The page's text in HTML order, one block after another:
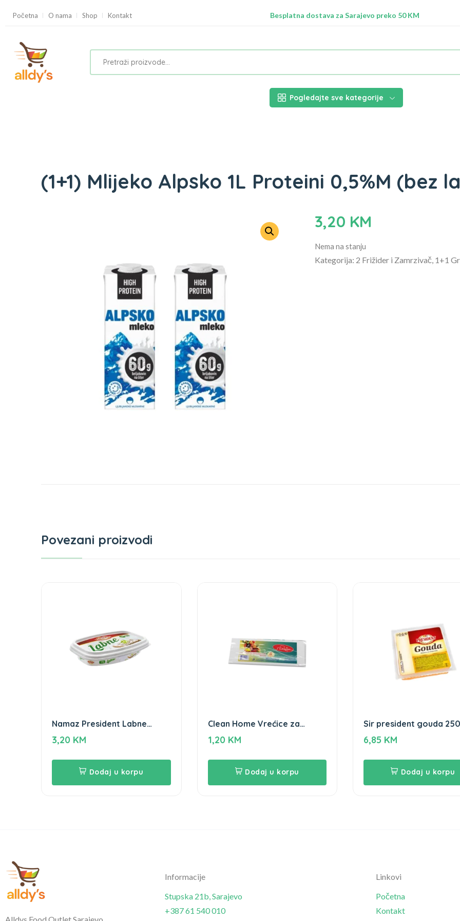
Početna O nama Shop Kontakt
Besplatna dostava za Sarajevo preko 50 KM
Pogledajte sve kategorije
(1+1) Mlijeko Alpsko 1L Proteini 0,5%M (bez
3,20 KM
Nema na stanju
Kategorija: 2 Frižider i Zamrzivač, 1+1
Povezani proizvodi
Namaz President Labne
200gr
3,20 KM
Dodaj u korpu
Clean Home Vrećice za
zamrzivač 4 kg 20/1
1,20 KM
Dodaj u korpu
Sir president gouda
6,85 KM
Dodaj u korpu
Informacije
Stupska 21b, Sarajevo
+387 61 540 010
Linkovi
Početna
Kontakt